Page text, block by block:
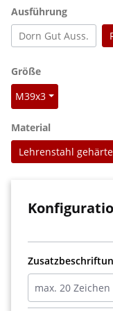
Ausführung
Dorn Gut Auss.
Größeauswählen
M39x3
Materialauswählen
Lehrenstahl